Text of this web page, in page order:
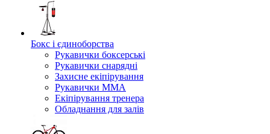
Бокс і єдиноборства
Рукавички боксерські
Рукавички снарядні
Захисне екіпірування
Рукавички ММА
Екіпірування тренера
Обладнання для залів